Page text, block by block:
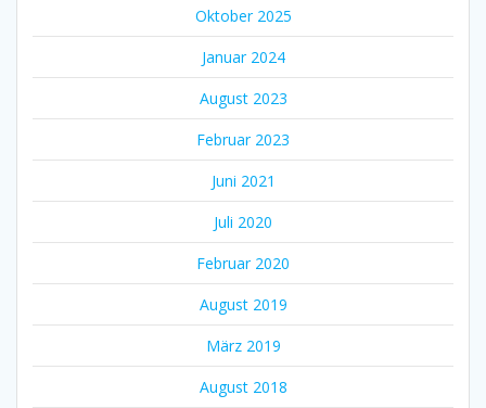
Oktober 2025
Januar 2024
August 2023
Februar 2023
Juni 2021
Juli 2020
Februar 2020
August 2019
März 2019
August 2018